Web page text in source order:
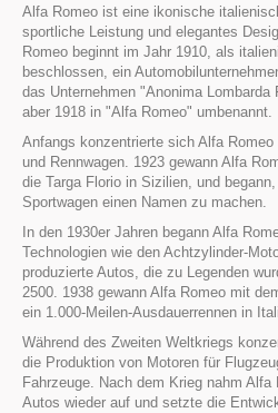
Alfa Romeo ist eine ikonische
sportliche Leistung und elegantes
Romeo beginnt im Jahr 1910, als
beschlossen, ein
das Unternehmen "Anonima Lombarda
aber 1918 in "Alfa Romeo" umbenannt.
Anfangs konzentrierte sich Alfa
und Rennwagen. 1923 gewann Alfa
die Targa Florio in Sizilien, und
Sportwagen einen Namen zu machen.
In den 1930er Jahren begann Alfa
Technologien wie den Achtzylinder-
produzierte Autos, die zu Legenden
2500. 1938 gewann Alfa Romeo mit
ein 1.000-Meilen-Ausdauerrennen in
Während des Zweiten Weltkriegs
die Produktion von Motoren für
Fahrzeuge. Nach dem Krieg nahm
Autos wieder auf und setzte die